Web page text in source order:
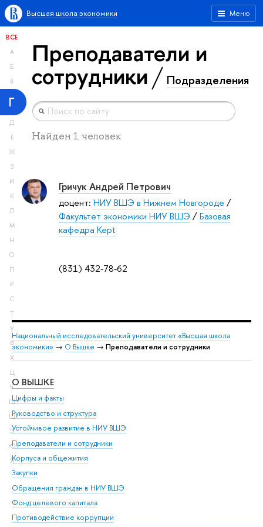
Меню
Высшая школа экономики
ВСЕ
А
Б
В
Г
Д
Е
Ж
З
И
К
Л
М
Н
О
П
Р
С
Т
У
Ф
Х
Ц
Ч
Ш
Щ
Э
Ю
Я
Преподаватели и
сотрудники Подразделения
Найден 1 человек
(831) 432-78-62
Гричук Андрей Петрович
доцент: НИУ ВШЭ в Нижнем Новгороде /
Факультет экономики НИУ ВШЭ /Базовая
кафедра Kept
Национальный исследовательский университет «Высшая школа
экономики» → О Вышке → Преподаватели и сотрудники
О ВЫШКЕ
Цифры и факты
Руководство и структура
Устойчивое развитие в НИУ ВШЭ
Преподаватели и сотрудники
Корпуса и общежития
Закупки
Обращения граждан в НИУ ВШЭ
Фонд целевого капитала
Противодействие коррупции